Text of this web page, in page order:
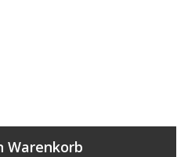
Warenkorb